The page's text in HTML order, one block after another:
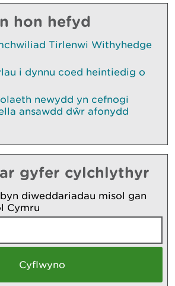
hon hefyd
Tirlenwi Withyhedge
i dynnu coed heintiedig o
newydd yn cefnogi
ansawdd dŵr afonydd
gyfer cylchlythyr
diweddariadau misol gan
Cymru